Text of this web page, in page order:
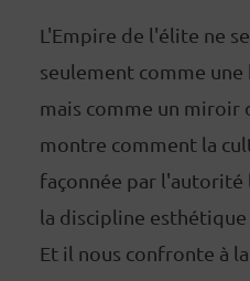
L'Empire de l'élite ne
seulement comme
mais comme un miroir
montre comment la
façonnée par l'autorité
la discipline
Et il nous confronte à